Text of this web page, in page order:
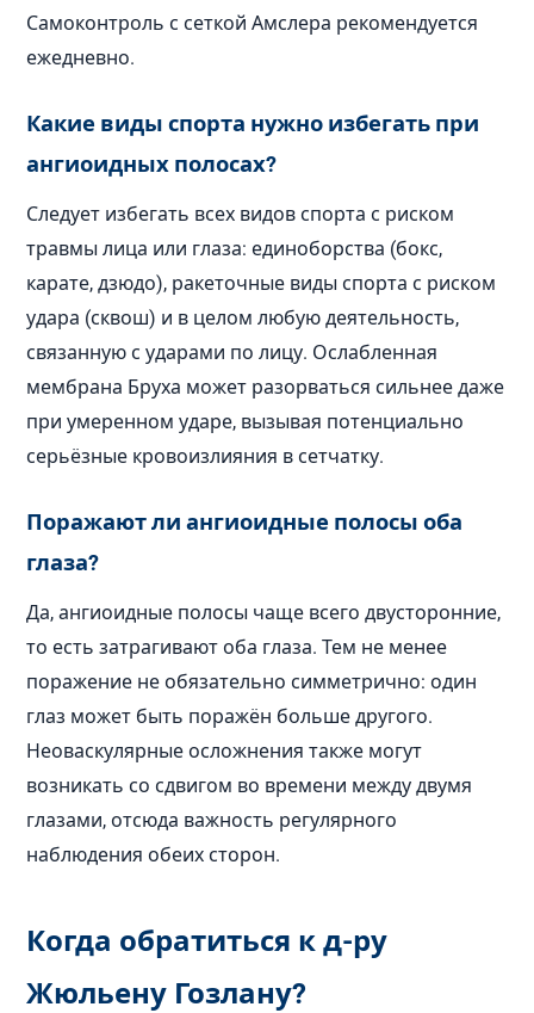
Самоконтроль с сеткой Амслера рекомендуется
ежедневно.
Какие виды спорта нужно избегать при
ангиоидных полосах?
Следует избегать всех видов спорта с риском
травмы лица или глаза: единоборства (бокс,
карате, дзюдо), ракеточные виды спорта с риском
удара (сквош) и в целом любую деятельность,
связанную с ударами по лицу. Ослабленная
мембрана Бруха может разорваться сильнее даже
при умеренном ударе, вызывая потенциально
серьёзные кровоизлияния в сетчатку.
Поражают ли ангиоидные полосы оба
глаза?
Да, ангиоидные полосы чаще всего двусторонние,
то есть затрагивают оба глаза. Тем не менее
поражение не обязательно симметрично: один
глаз может быть поражён больше другого.
Неоваскулярные осложнения также могут
возникать со сдвигом во времени между двумя
глазами, отсюда важность регулярного
наблюдения обеих сторон.
Когда обратиться к д-ру
Жюльену Гозлану?